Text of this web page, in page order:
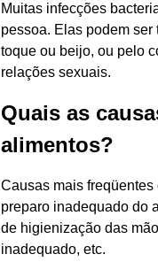
Muitas infecções
pessoa. Elas podem
toque ou beijo, ou pelo
relações sexuais.
Quais as
alimentos?
Causas mais
preparo inadequado do
de higienização das
inadequado, etc.